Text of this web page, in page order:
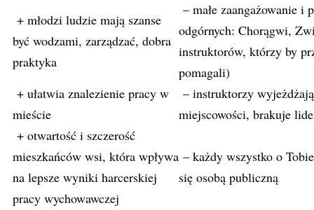
+ młodzi ludzie mają szanse
być wodzami, zarządzać, dobra
praktyka
– małe zaangażowanie i
odgórnych: Chorągwi,
instruktorów, którzy by
pomagali)
+ ułatwia znalezienie pracy w
mieście
– instruktorzy
miejscowości, brakuje
+ otwartość i szczerość
mieszkańców wsi, która wpływa
na lepsze wyniki harcerskiej
pracy wychowawczej
– każdy wszystko o
się osobą publiczną